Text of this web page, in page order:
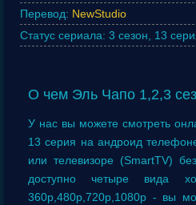
Перевод: NewStudio
Статус сериала: 3 сезон, 13
О чем Эль Чапо 1,2,3
У нас вы можете смотреть
13 серия на андроид
или телевизоре (SmartTV)
доступно четыре вида
360p,480p,720p,1080p - вы